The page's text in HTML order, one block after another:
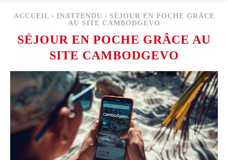
ACCUEIL INATTENDU
SÉJOUR EN POCHE GRÂCE
AU SITE CAMBODGEVO
SÉJOUR EN POCHE GRÂCE AU
SITE CAMBODGEVO